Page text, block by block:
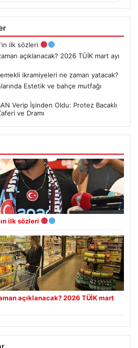
ilk sözleri
açıklanacak? 2026 TÜİK mart ayı
ikramiyeleri ne zaman yatacak?
Estetik ve bahçe mutfağı
Verip İşinden Oldu: Protez Bacaklı
ve Dramı
ilk sözleri
açıklanacak? 2026 TÜİK mart